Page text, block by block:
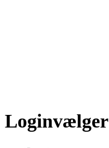
Loginvælger